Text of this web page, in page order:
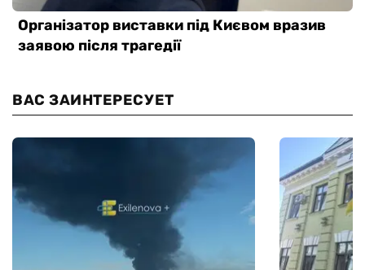
ВАС ЗАИНТЕРЕСУЕТ